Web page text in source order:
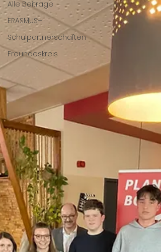
Alle Beiträge
ERASMUS+
Schulpartnerschaften
Freundeskreis